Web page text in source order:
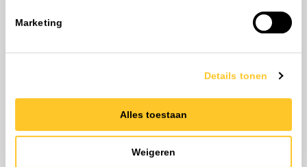
Marketing
Details tonen
Alles toestaan
Weigeren
Klantenservice
Nieuwsbrief
van ons aanbod en lopende acties.